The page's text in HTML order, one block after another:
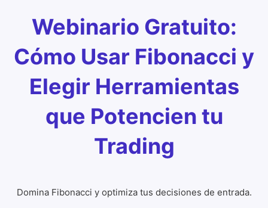
Webinario Gratuito:
Cómo Usar Fibonacci y
Elegir Herramientas
que Potencien tu
Trading
Domina Fibonacci y optimiza tus decisiones de entrada.